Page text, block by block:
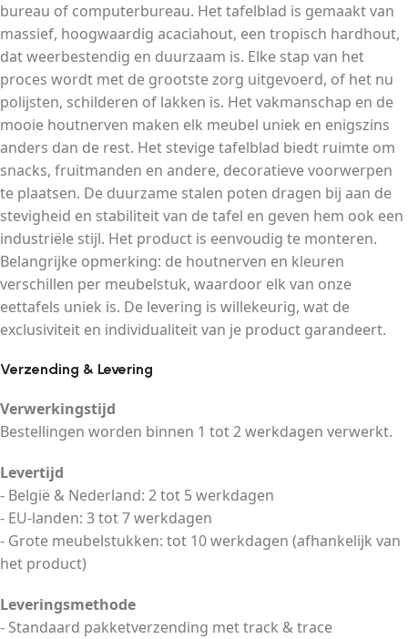
bureau of computerbureau. Het tafelblad is gemaakt van
massief, hoogwaardig acaciahout, een tropisch hardhout,
dat weerbestendig en duurzaam is. Elke stap van het
proces wordt met de grootste zorg uitgevoerd, of het nu
polijsten, schilderen of lakken is. Het vakmanschap en de
mooie houtnerven maken elk meubel uniek en enigszins
anders dan de rest. Het stevige tafelblad biedt ruimte om
snacks, fruitmanden en andere, decoratieve voorwerpen
te plaatsen. De duurzame stalen poten dragen bij aan de
stevigheid en stabiliteit van de tafel en geven hem ook een
industriële stijl. Het product is eenvoudig te monteren.
Belangrijke opmerking: de houtnerven en kleuren
verschillen per meubelstuk, waardoor elk van onze
eettafels uniek is. De levering is willekeurig, wat de
exclusiviteit en individualiteit van je product garandeert.
Verzending & Levering
Verwerkingstijd
Bestellingen worden binnen 1 tot 2 werkdagen verwerkt.
Levertijd
- België & Nederland: 2 tot 5 werkdagen
- EU-landen: 3 tot 7 werkdagen
- Grote meubelstukken: tot 10 werkdagen (afhankelijk van
het product)
Leveringsmethode
- Standaard pakketverzending met track & trace